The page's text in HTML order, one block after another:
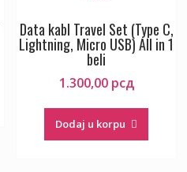
Data kabl Travel Set (Type C,
Lightning, Micro USB) All in 1
beli
1.300,00 рсд
Dodaj u korpu